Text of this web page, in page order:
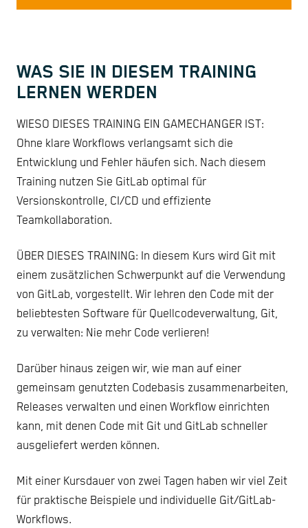
WAS SIE IN DIESEM TRAINING
LERNEN WERDEN
WIESO DIESES TRAINING EIN GAMECHANGER IST:
Ohne klare Workflows verlangsamt sich die
Entwicklung und Fehler häufen sich. Nach diesem
Training nutzen Sie GitLab optimal für
Versionskontrolle, CI/CD und effiziente
Teamkollaboration.
ÜBER DIESES TRAINING: In diesem Kurs wird Git mit
einem zusätzlichen Schwerpunkt auf die Verwendung
von GitLab, vorgestellt. Wir lehren den Code mit der
beliebtesten Software für Quellcodeverwaltung, Git,
zu verwalten: Nie mehr Code verlieren!
Darüber hinaus zeigen wir, wie man auf einer
gemeinsam genutzten Codebasis zusammenarbeiten,
Releases verwalten und einen Workflow einrichten
kann, mit denen Code mit Git und GitLab schneller
ausgeliefert werden können.
Mit einer Kursdauer von zwei Tagen haben wir viel Zeit
für praktische Beispiele und individuelle Git/GitLab-
Workflows.